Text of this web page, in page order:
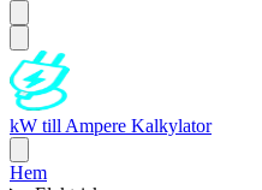
kW till Ampere Kalkylator
Hem